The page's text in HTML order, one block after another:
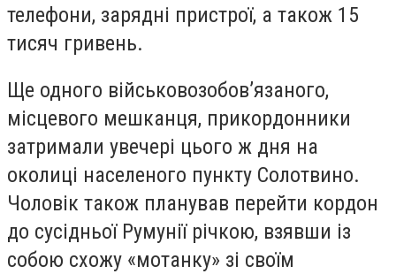
телефони, зарядні пристрої, а також 15
тисяч гривень.
Ще одного військовозобов’язаного,
місцевого мешканця, прикордонники
затримали увечері цього ж дня на
околиці населеного пункту Солотвино.
Чоловік також планував перейти кордон
до сусідньої Румунії річкою, взявши із
собою схожу «мотанку» зі своїм